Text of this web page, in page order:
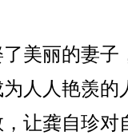
美丽的妻子
人人艳羡的
让龚自珍对